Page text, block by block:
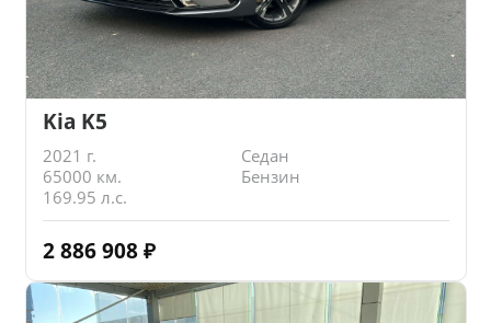
Kia K5
2021 г.
Седан
65000 км.
Бензин
169.95 л.с.
2 886 908 ₽